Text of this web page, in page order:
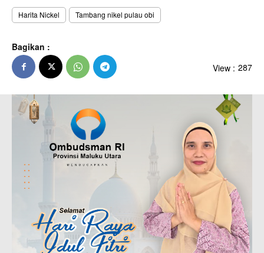
Harita Nickel Tambang nikel pulau obi
Bagikan :
View : 287